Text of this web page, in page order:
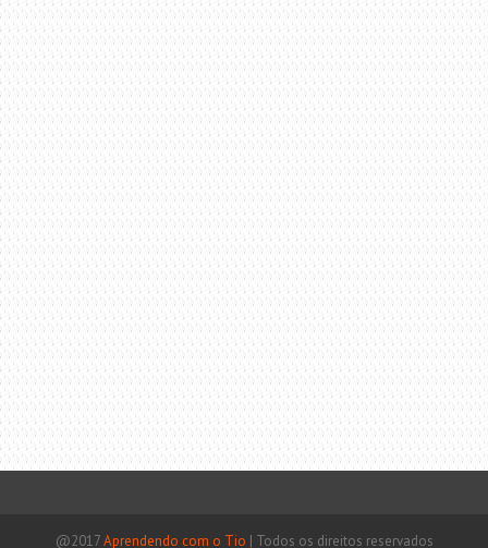
@2017Aprendendo com o Tio | Todos os direitos reservados